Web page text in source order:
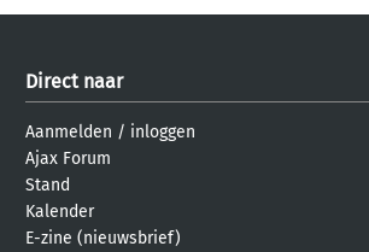
Direct naar
Aanmelden / inloggen
Ajax Forum
Stand
Kalender
E-zine (nieuwsbrief)